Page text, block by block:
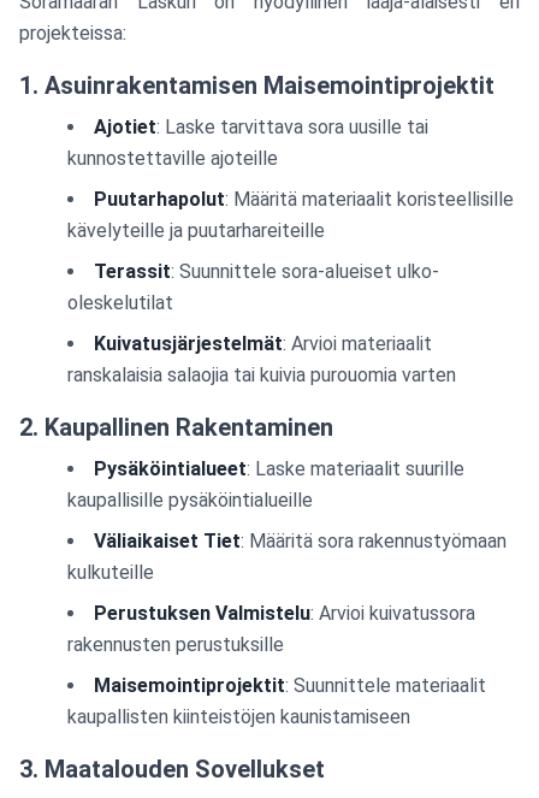
projekteissa:
1. Asuinrakentamisen Maisemointiprojektit
Ajotiet: Laske tarvittava sora uusille tai
kunnostettaville ajoteille
Puutarhapolut: Määritä materiaalit koristeellisille
kävelyteille ja puutarhareiteille
Terassit: Suunnittele sora-alueiset ulko-
oleskelutilat
Kuivatusjärjestelmät: Arvioi materiaalit
ranskalaisia salaojia tai kuivia purouomia varten
2. Kaupallinen Rakentaminen
Pysäköintialueet: Laske materiaalit suurille
kaupallisille pysäköintialueille
Väliaikaiset Tiet: Määritä sora rakennustyömaan
kulkuteille
Perustuksen Valmistelu: Arvioi kuivatussora
rakennusten perustuksille
Maisemointiprojektit: Suunnittele materiaalit
kaupallisten kiinteistöjen kaunistamiseen
3. Maatalouden Sovellukset